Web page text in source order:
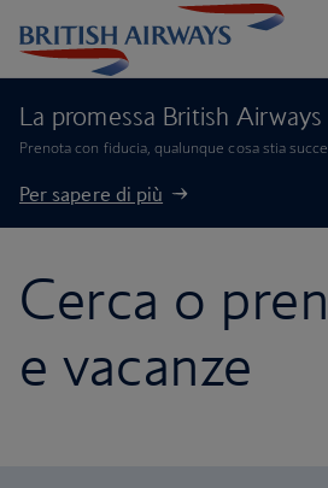
La promessa British
Prenota con fiducia, qualunque cosa stia
Per sapere di più
Cerca o
e vacanze